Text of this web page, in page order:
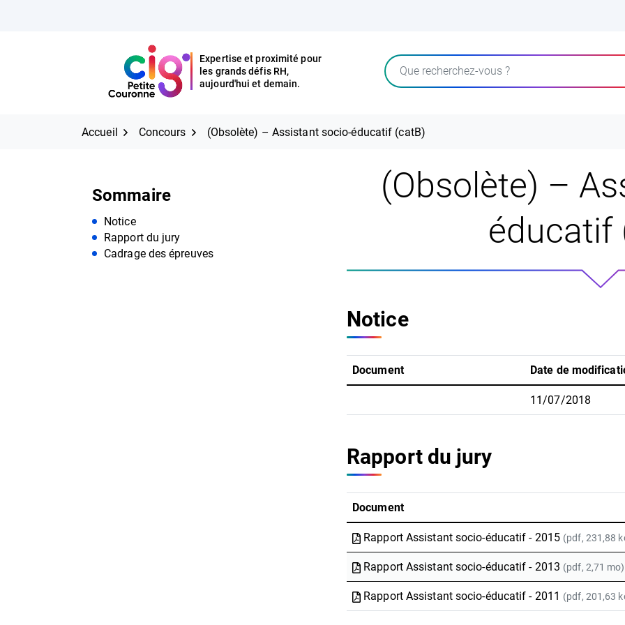
CIG Petite Couronne
Expertise et proximité pour
les grands défis RH,
aujourd'hui et demain.
Rechercher
CIG Petite Couronne
Expertise et proximité pour
les grands défis RH,
aujourd'hui et demain.
Accueil Concours (Obsolète) – Assistant socio-éducatif (catB)
Sommaire
Notice
Rapport du jury
Cadrage des épreuves
(Obsolète) –
éducatif
Notice
Document Date de
11/07/2018
Rapport du jury
Document
Rapport Assistant socio-éducatif - 2015 (pdf, 231,88
Rapport Assistant socio-éducatif - 2013 (pdf, 2,71 mo)
Rapport Assistant socio-éducatif - 2011 (pdf, 201,63